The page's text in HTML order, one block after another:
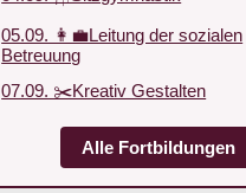
05.09. 👩‍💼Leitung der sozialen
Betreuung
07.09. ✂️Kreativ Gestalten
Alle Fortbildungen